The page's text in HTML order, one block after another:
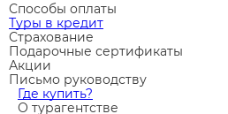
Способы оплаты
Туры в кредит
Страхование
Подарочные сертификаты
Акции
Письмо руководству
Где купить?
О турагентстве